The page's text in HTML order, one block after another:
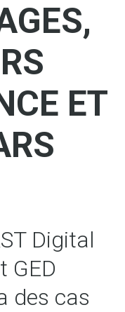
ET
Digital
GED
des cas